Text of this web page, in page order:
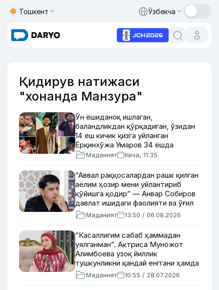
Тошкент Ўзбекча
Қидирув натижаси
"хонанда Манзура"
Ўн ёшиданоқ ишлаган,
баландликдан қўрқадиган, ўзидан
14 ёш кичик қизга уйланган
Ёрқинхўжа Умаров 34 ёшда
Маданият Кеча, 11:35
“Аввал раққосалардан рашк қилган
аёлим ҳозир мени уйлантириб
қўйишга қодир” — Анвар Собиров
давлат ишидаги фаолияти ва ўғил
тарбиясидаги хатоси ҳақида
гапирди
Маданият 13:50 / 06.08.2026
“Касаллигим сабаб ҳаммадан
уялганман”. Актриса Муножот
Алимбоева узоқ йиллик
тушкунликни қандай енггани ҳамда
омадли роли ҳақида
Маданият 10:55 / 28.07.2026